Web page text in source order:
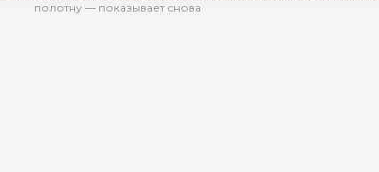
полотну — показывает снова